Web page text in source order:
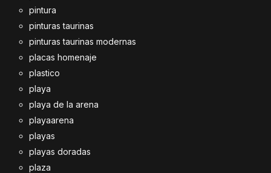
pintura
pinturas taurinas
pinturas taurinas modernas
placas homenaje
plastico
playa
playa de la arena
playaarena
playas
playas doradas
plaza